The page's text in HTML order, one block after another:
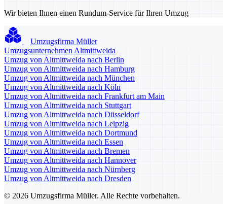
Wir bieten Ihnen einen Rundum-Service für Ihren Umzug
Umzugsfirma Müller
Umzugsunternehmen Altmittweida
Umzug von Altmittweida nach Berlin
Umzug von Altmittweida nach Hamburg
Umzug von Altmittweida nach München
Umzug von Altmittweida nach Köln
Umzug von Altmittweida nach Frankfurt am Main
Umzug von Altmittweida nach Stuttgart
Umzug von Altmittweida nach Düsseldorf
Umzug von Altmittweida nach Leipzig
Umzug von Altmittweida nach Dortmund
Umzug von Altmittweida nach Essen
Umzug von Altmittweida nach Bremen
Umzug von Altmittweida nach Hannover
Umzug von Altmittweida nach Nürnberg
Umzug von Altmittweida nach Dresden
© 2026 Umzugsfirma Müller. Alle Rechte vorbehalten.